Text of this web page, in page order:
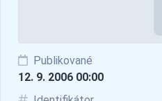
Publikované
12. 9. 2006 00:00